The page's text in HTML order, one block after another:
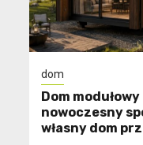
dom
Dom
nowoczesny
własny dom